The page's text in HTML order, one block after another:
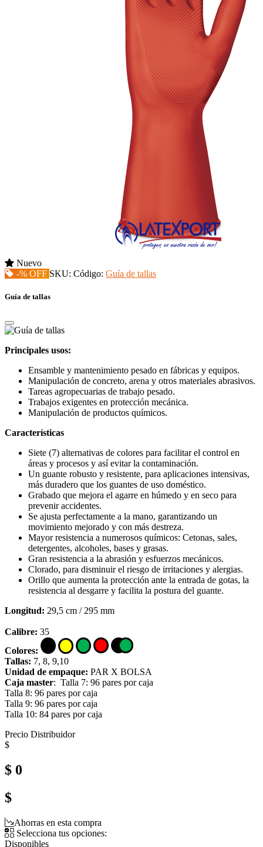
Nuevo
-% OFF SKU: Código: Guía de tallas
Guía de tallas
Principales usos:
Ensamble y mantenimiento pesado en fábricas y equipos.
Manipulación de concreto, arena y otros materiales abrasivos.
Tareas agropecuarias de trabajo pesado.
Trabajos exigentes en protección mecánica.
Manipulación de productos químicos.
Características
Siete (7) alternativas de colores para facilitar el control en
áreas y procesos y así evitar la contaminación.
Un guante robusto y resistente, para aplicaciones intensivas,
más duradero que los guantes de uso doméstico.
Grabado que mejora el agarre en húmedo y en seco para
prevenir accidentes.
Se ajusta perfectamente a la mano, garantizando un
movimiento mejorado y con más destreza.
Mayor resistencia a numerosos químicos: Cetonas, sales,
detergentes, alcoholes, bases y grasas.
Gran resistencia a la abrasión y esfuerzos mecánicos.
Clorado, para disminuir el riesgo de irritaciones y alergias.
Orillo que aumenta la protección ante la entrada de gotas, la
resistencia al desgarre y facilita la postura del guante.
Longitud: 29,5 cm / 295 mm
Calibre: 35
Colores:
Tallas: 7, 8, 9,10
Unidad de empaque: PAR X BOLSA
Caja master: Talla 7: 96 pares por caja
Talla 8: 96 pares por caja
Talla 9: 96 pares por caja
Talla 10: 84 pares por caja
Precio Distribuidor
$
$ 0
$
Ahorras en esta compra
Selecciona tus opciones:
Disponibles